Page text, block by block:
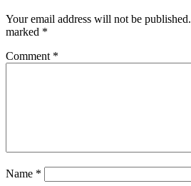
Your email address will not be published.
marked *
Comment *
Name *